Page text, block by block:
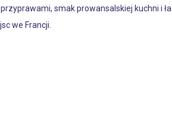
smak prowansalskiej kuchni i
we Francji.